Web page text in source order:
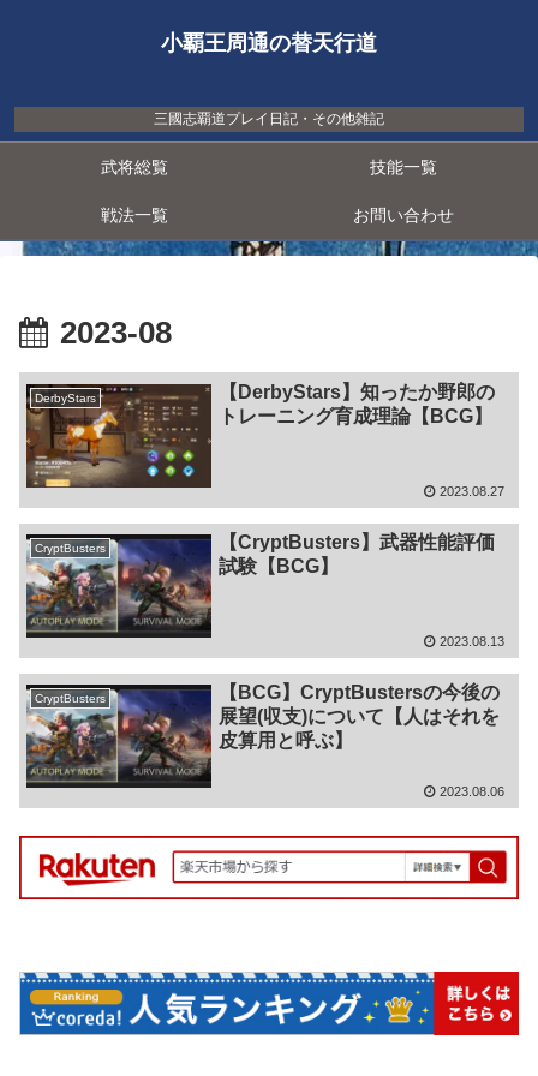
小覇王周通の替天行道
三國志覇道プレイ日記・その他雑記
武将総覧 技能一覧
戦法一覧 お問い合わせ
2023-08
DerbyStars
【DerbyStars】知ったか野郎の
トレーニング育成理論【BCG】
2023.08.27
CryptBusters
【CryptBusters】武器性能評価
試験【BCG】
2023.08.13
CryptBusters
【BCG】CryptBustersの今後の
展望(収支)について【人はそれを
皮算用と呼ぶ】
2023.08.06